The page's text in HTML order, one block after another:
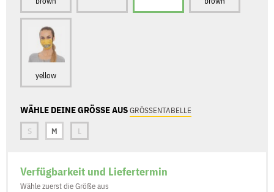
yellow
WÄHLE DEINE GRÖSSE AUSGRÖSSENTABELLE
S
M L
Verfügbarkeit und Liefertermin
Wähle zuerst die Größe aus